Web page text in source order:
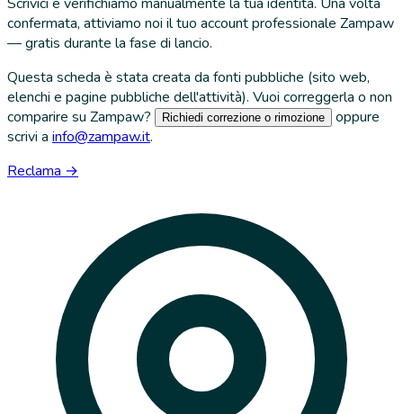
confermata, attiviamo noi il tuo account professionale Zampaw
— gratis durante la fase di lancio.
Questa scheda è stata creata da fonti pubbliche (sito web,
elenchi e pagine pubbliche dell'attività). Vuoi correggerla o non
comparire su Zampaw?
Richiedi correzione o rimozione
oppure
scrivi a info@zampaw.it.
Reclama →